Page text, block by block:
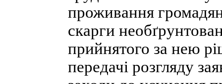
проживання
скарги
прийнятого за нею
передачі розгляду